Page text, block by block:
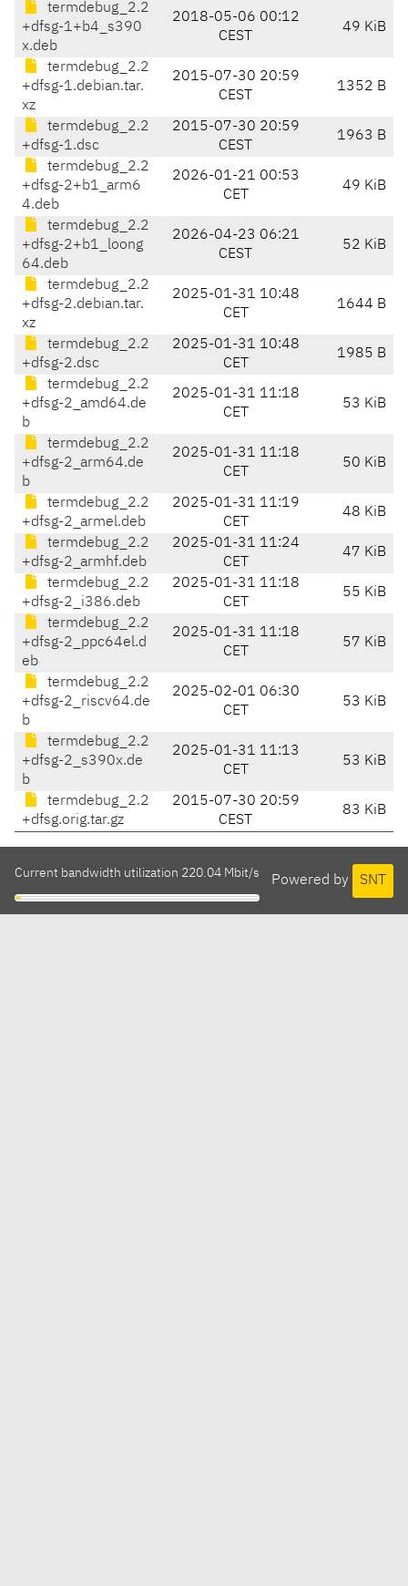
termdebug_2.2
+dfsg-1+b4_s390
x.deb
2018-05-06 00:12
CEST
49 KiB
termdebug_2.2
+dfsg-1.debian.tar.
xz
2015-07-30 20:59
CEST
1352 B
termdebug_2.2
+dfsg-1.dsc
2015-07-30 20:59
CEST
1963 B
termdebug_2.2
+dfsg-2+b1_arm6
4.deb
2026-01-21 00:53
CET
49 KiB
termdebug_2.2
+dfsg-2+b1_loong
64.deb
2026-04-23 06:21
CEST
52 KiB
termdebug_2.2
+dfsg-2.debian.tar.
xz
2025-01-31 10:48
CET
1644 B
termdebug_2.2
+dfsg-2.dsc
2025-01-31 10:48
CET
1985 B
termdebug_2.2
+dfsg-2_amd64.de
b
2025-01-31 11:18
CET
53 KiB
termdebug_2.2
+dfsg-2_arm64.de
b
2025-01-31 11:18
CET
50 KiB
termdebug_2.2
+dfsg-2_armel.deb
2025-01-31 11:19
CET
48 KiB
termdebug_2.2
+dfsg-2_armhf.deb
2025-01-31 11:24
CET
47 KiB
termdebug_2.2
+dfsg-2_i386.deb
2025-01-31 11:18
CET
55 KiB
termdebug_2.2
+dfsg-2_ppc64el.d
eb
2025-01-31 11:18
CET
57 KiB
termdebug_2.2
+dfsg-2_riscv64.de
b
2025-02-01 06:30
CET
53 KiB
termdebug_2.2
+dfsg-2_s390x.de
b
2025-01-31 11:13
CET
53 KiB
termdebug_2.2
+dfsg.orig.tar.gz
2015-07-30 20:59
CEST
83 KiB
Powered by SNT
Current bandwidth utilization 220.04 Mbit/s